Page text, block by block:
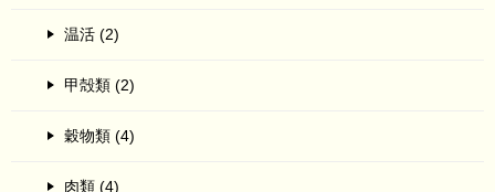
温活 (2)
甲殻類 (2)
穀物類 (4)
肉類 (4)